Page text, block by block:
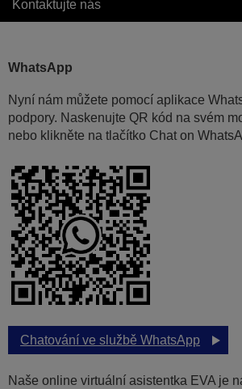
Kontaktujte nás
WhatsApp
Nyní nám můžete pomocí aplikace
podpory. Naskenujte QR kód na svém
nebo klikněte na tlačítko Chat on
Chatování ve službě WhatsApp
Naše online virtuální asistentka EVA je